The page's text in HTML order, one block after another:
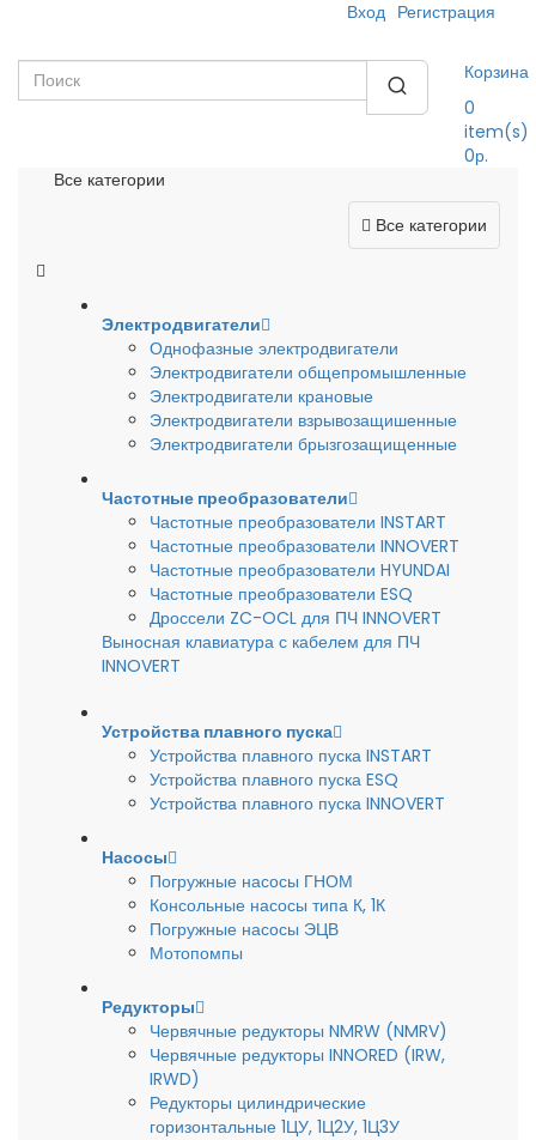
Вход Регистрация
Корзина
0
item(s)
0р.
Все категории
Все категории
Электродвигатели
Однофазные электродвигатели
Электродвигатели общепромышленные
Электродвигатели крановые
Электродвигатели взрывозащишенные
Электродвигатели брызгозащищенные
Частотные преобразователи
Частотные преобразователи INSTART
Частотные преобразователи INNOVERT
Частотные преобразователи HYUNDAI
Частотные преобразователи ESQ
Дроссели ZC-OCL для ПЧ INNOVERT
Выносная клавиатура с кабелем для ПЧ
INNOVERT
Устройства плавного пуска
Устройства плавного пуска INSTART
Устройства плавного пуска ESQ
Устройства плавного пуска INNOVERT
Насосы
Погружные насосы ГНОМ
Консольные насосы типа К, 1К
Погружные насосы ЭЦВ
Мотопомпы
Редукторы
Червячные редукторы NMRW (NMRV)
Червячные редукторы INNORED (IRW,
IRWD)
Редукторы цилиндрические
горизонтальные 1ЦУ, 1Ц2У, 1Ц3У